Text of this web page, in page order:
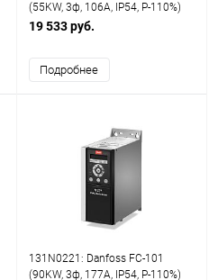
(55KW, 3ф, 106A, IP54, P-110%)
19 533 руб.
Подробнее
131N0221: Danfoss FC-101
(90KW, 3ф, 177A, IP54, P-110%)